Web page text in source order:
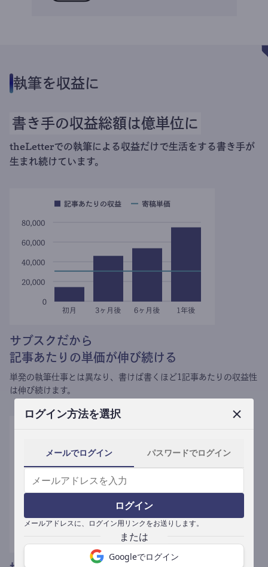
ログイン方法を選択
メールでログイン パスワードでログイン
ログイン
メールアドレスに、ログイン用リンクをお送りします。
Googleでログイン
執筆を収益に
書き手の収益総額は億単位に
theLetterでの執筆による収益だけで生活をする書き手が
生まれ続けています。
サブスクだから
記事あたりの単価が伸び続ける
単発の執筆仕事とは異なり、 書けば書くほど1記事あたりの収益性
は伸び続けます。